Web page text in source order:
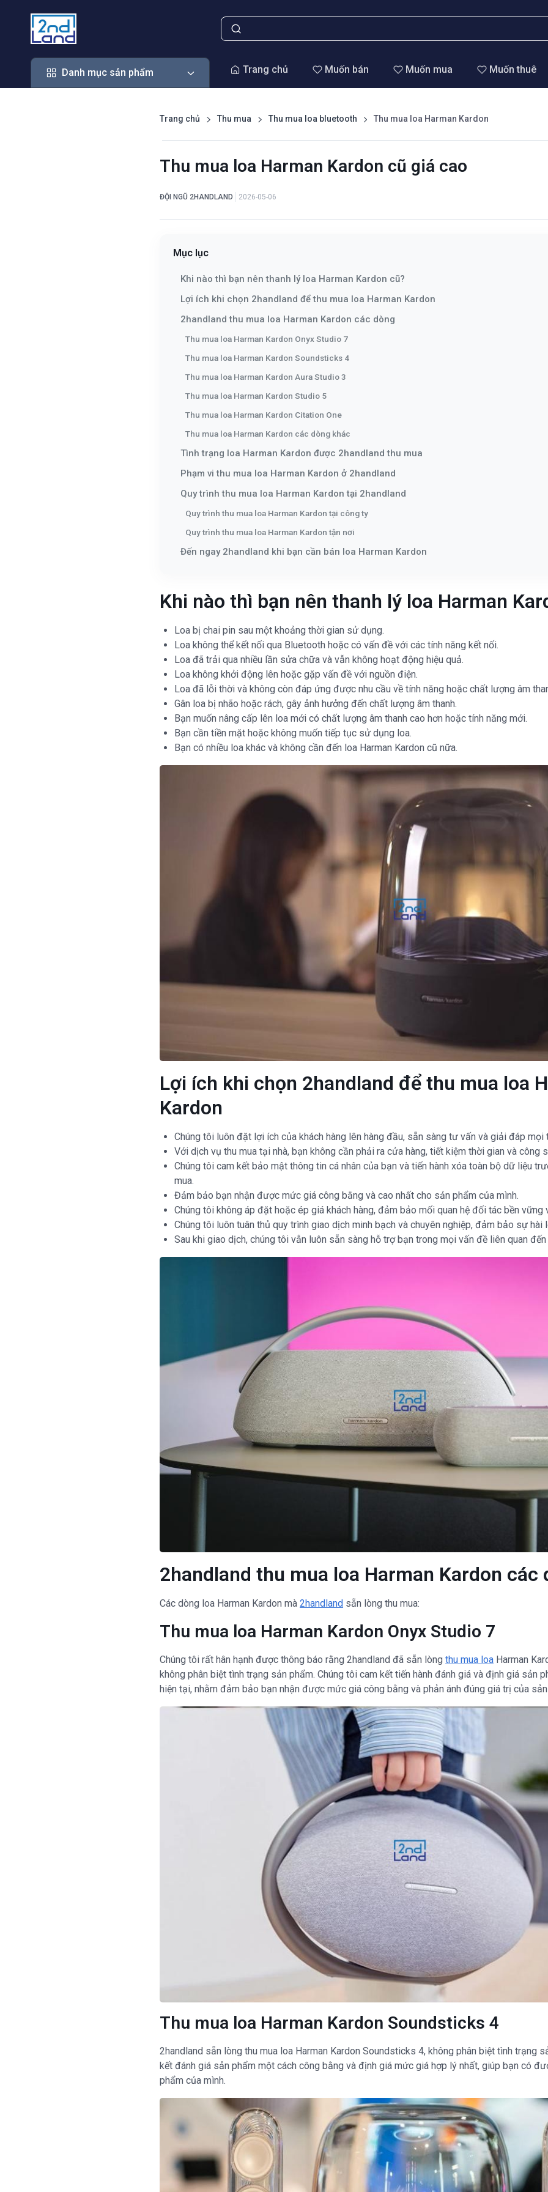
Danh mục sản phẩm
Danh mục sản phẩm Trang chủ Muốn bán Muốn mua Muốn thuê
Trang chủ Thu mua Thu mua loa bluetooth Thu mua loa Harman Kardon
Thu mua loa Harman Kardon cũ giá cao
ĐỘI NGŨ 2HANDLAND 2026-05-06
Mục lục
Khi nào thì bạn nên thanh lý loa Harman Kardon cũ?
Lợi ích khi chọn 2handland để thu mua loa Harman Kardon
2handland thu mua loa Harman Kardon các dòng
Thu mua loa Harman Kardon Onyx Studio 7
Thu mua loa Harman Kardon Soundsticks 4
Thu mua loa Harman Kardon Aura Studio 3
Thu mua loa Harman Kardon Studio 5
Thu mua loa Harman Kardon Citation One
Thu mua loa Harman Kardon các dòng khác
Tình trạng loa Harman Kardon được 2handland thu mua
Phạm vi thu mua loa Harman Kardon ở 2handland
Quy trình thu mua loa Harman Kardon tại 2handland
Quy trình thu mua loa Harman Kardon tại công ty
Quy trình thu mua loa Harman Kardon tận nơi
Đến ngay 2handland khi bạn cần bán loa Harman Kardon
Khi nào thì bạn nên thanh lý loa Harman
Loa bị chai pin sau một khoảng thời gian sử dụng.
Loa không thể kết nối qua Bluetooth hoặc có vấn đề với các tính năng kết nối.
Loa đã trải qua nhiều lần sửa chữa và vẫn không hoạt động hiệu quả.
Loa không khởi động lên hoặc gặp vấn đề với nguồn điện.
Loa đã lỗi thời và không còn đáp ứng được nhu cầu về tính năng hoặc chất lượng âm
Gân loa bị nhão hoặc rách, gây ảnh hưởng đến chất lượng âm thanh.
Bạn muốn nâng cấp lên loa mới có chất lượng âm thanh cao hơn hoặc tính năng mới.
Bạn cần tiền mặt hoặc không muốn tiếp tục sử dụng loa.
Bạn có nhiều loa khác và không cần đến loa Harman Kardon cũ nữa.
Lợi ích khi chọn 2handland để thu mua loa
Kardon
Chúng tôi luôn đặt lợi ích của khách hàng lên hàng đầu, sẵn sàng tư vấn và giải đáp mọi
Với dịch vụ thu mua tại nhà, bạn không cần phải ra cửa hàng, tiết kiệm thời gian và công
Chúng tôi cam kết bảo mật thông tin cá nhân của bạn và tiến hành xóa toàn bộ dữ liệu
mua.
Đảm bảo bạn nhận được mức giá công bằng và cao nhất cho sản phẩm của mình.
Chúng tôi không áp đặt hoặc ép giá khách hàng, đảm bảo mối quan hệ đối tác bền vững
Chúng tôi luôn tuân thủ quy trình giao dịch minh bạch và chuyên nghiệp, đảm bảo sự hài
Sau khi giao dịch, chúng tôi vẫn luôn sẵn sàng hỗ trợ bạn trong mọi vấn đề liên quan
2handland thu mua loa Harman Kardon các
Các dòng loa Harman Kardon mà2handland sẵn lòng thu mua:
Thu mua loa Harman Kardon Onyx Studio 7
Chúng tôi rất hân hạnh được thông báo rằng 2handland đã sẵn lòngthu mua loa Harman
không phân biệt tình trạng sản phẩm. Chúng tôi cam kết tiến hành đánh giá và định giá sản
hiện tại, nhằm đảm bảo bạn nhận được mức giá công bằng và phản ánh đúng giá trị của
Thu mua loa Harman Kardon Soundsticks 4
2handland sẵn lòng thu mua loa Harman Kardon Soundsticks 4, không phân biệt tình trạng
kết đánh giá sản phẩm một cách công bằng và định giá mức giá hợp lý nhất, giúp bạn có
phẩm của mình.